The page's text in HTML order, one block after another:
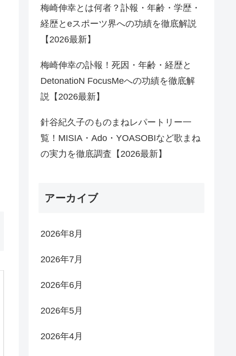
梅崎伸幸とは何者？訃報・年齢・学歴・
経歴とeスポーツ界への功績を徹底解説
【2026最新】
梅崎伸幸の訃報！死因・年齢・経歴と
DetonatioN FocusMeへの功績を徹底解
説【2026最新】
針谷紀久子のものまねレパートリー一
覧！MISIA・Ado・YOASOBIなど歌まね
の実力を徹底調査【2026最新】
アーカイブ
2026年8月
2026年7月
2026年6月
2026年5月
2026年4月